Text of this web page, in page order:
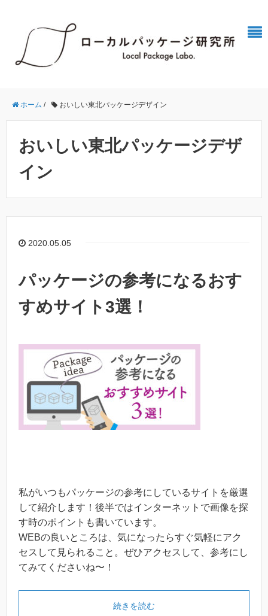
ホーム / おいしい東北パッケージデザイン
おいしい東北パッケージデザ
イン
2020.05.05
パッケージの参考になるおす
すめサイト3選！
私がいつもパッケージの参考にしているサイトを厳選
して紹介します！後半ではインターネットで画像を探
す時のポイントも書いています。
WEBの良いところは、気になったらすぐ気軽にアク
セスして見られること。ぜひアクセスして、参考にし
てみてくださいね〜！
続きを読む